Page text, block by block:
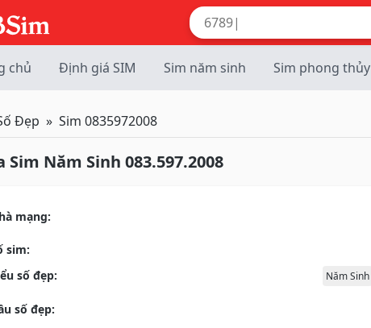
chủ Định giá SIM Sim năm sinh Sim phong thủy
Đẹp Sim 0835972008
Sim Năm Sinh 083.597.2008
mạng:
sim:
số đẹp: Năm Sinh
số đẹp: